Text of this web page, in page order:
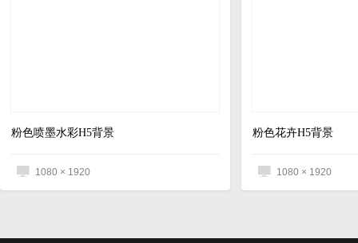
粉色喷墨水彩H5背景
1080 × 1920
粉色花卉H5背景
1080 × 1920